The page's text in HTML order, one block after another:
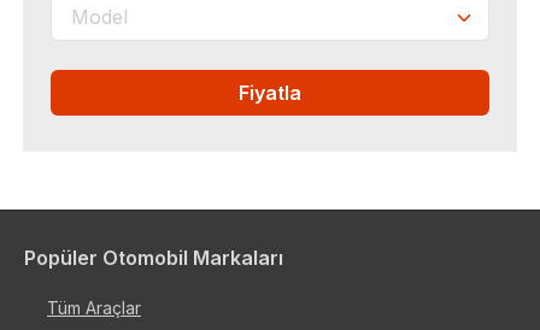
Fiyatla
Popüler Otomobil Markaları
Tüm Araçlar